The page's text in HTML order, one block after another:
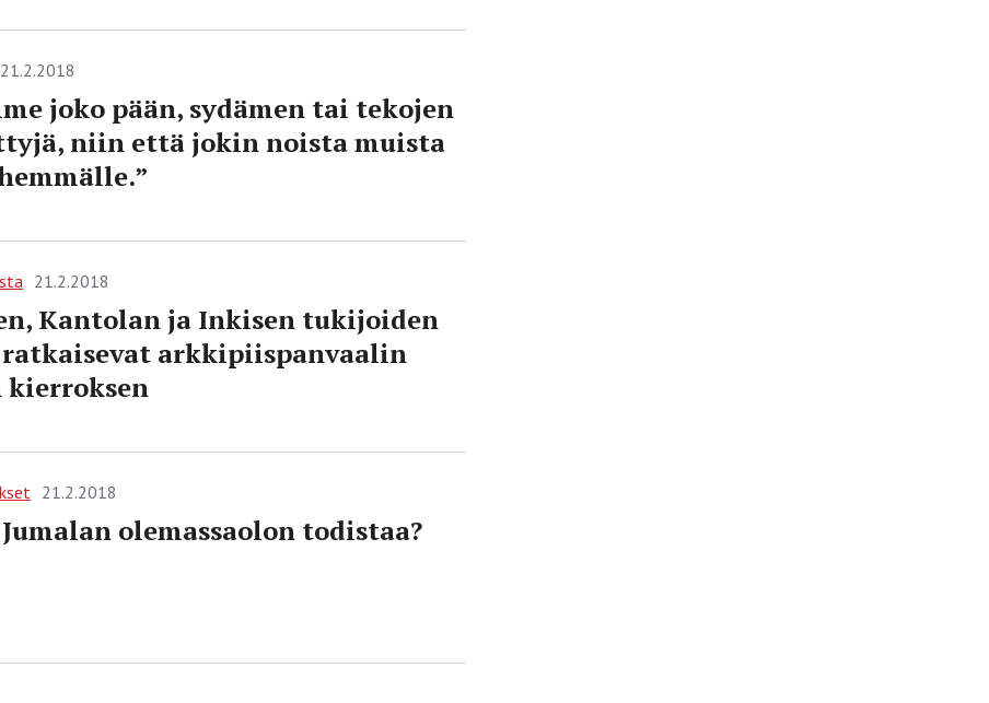
21.2.2018
joko pään, sydämen tai tekojen
niin että jokin noista muista
21.2.2018
Kantolan ja Inkisen tukijoiden
arkkipiispanvaalin
kierroksen
21.2.2018
olemassaolon todistaa?